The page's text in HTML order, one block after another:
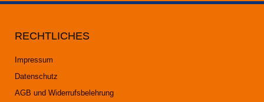
RECHTLICHES
Impressum
Datenschutz
AGB und Widerrufsbelehrung